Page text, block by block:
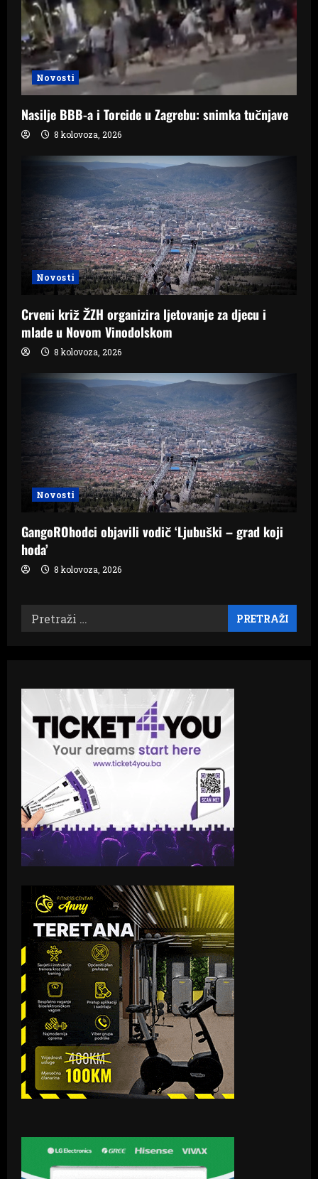
g
a
t
i
o
Novosti
Nasilje BBB-a i Torcide u Zagrebu: snimka tučnjave
8 kolovoza, 2026
Novosti
Crveni križ ŽZH organizira ljetovanje za djecu i
mlade u Novom Vinodolskom
8 kolovoza, 2026
Novosti
GangoROhodci objavili vodič ‘Ljubuški – grad koji
hoda’
8 kolovoza, 2026
Pretraži: